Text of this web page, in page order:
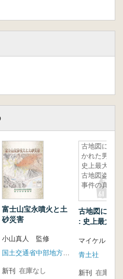
富士山宝永噴火と土
砂災害
小山真人 監修
国土交通省中部地方整備局富士砂防事務所
新刊 在庫なし
古地図に憑
かれた男 :
史上最大の
古地図盗難
事件の真実
古地図に憑
: 史上最大の
青土社
新刊 在庫なし